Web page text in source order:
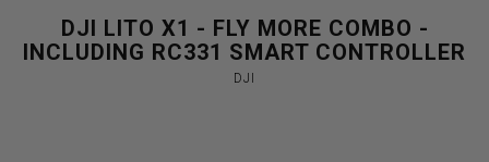
DJI LITO X1 - FLY MORE COMBO -
INCLUDING RC331 SMART CONTROLLER
DJI